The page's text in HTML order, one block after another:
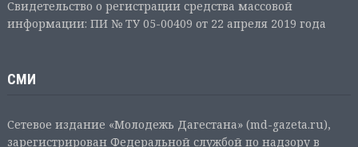
Свидетельство о регистрации средства массовой
информации: ПИ № ТУ 05-00409 от 22 апреля 2019 года
СМИ
Сетевое издание «Молодежь Дагестана» (md-gazeta.ru),
зарегистрирован Федеральной службой по надзору в